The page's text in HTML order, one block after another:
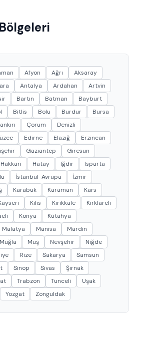
Bölgeleri
Afyon Ağrı
Aksaray
Antalya Ardahan
Artvin
Bartın Batman
Bayburt
Bitlis Bolu Burdur
Bursa
Çorum
Denizli
Edirne Elazığ
Erzincan
Gaziantep
Giresun
Hakkari Hatay Iğdır
Isparta
İstanbul-Avrupa
İzmir
Karabük Karaman
Kars
Kilis Kırıkkale
Kırklareli
Konya
Kütahya
Malatya Manisa
Mardin
Muğla Muş Nevşehir
Niğde
Rize Sakarya
Samsun
Sinop Sivas
Şırnak
Trabzon Tunceli
Uşak
Yozgat Zonguldak